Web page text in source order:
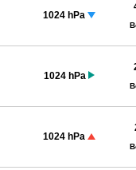
1024 hPa
1024 hPa
1024 hPa